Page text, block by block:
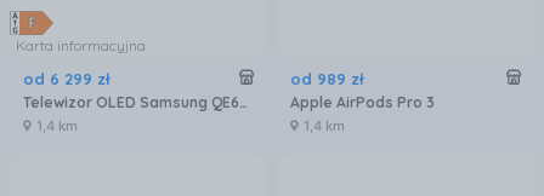
Karta informacyjna
od 6 299 zł
Telewizor OLED Samsung QE65S90FATXXH 65 cali 4K UHD
1,4 km
od 989 zł
Apple AirPods Pro 3
1,4 km